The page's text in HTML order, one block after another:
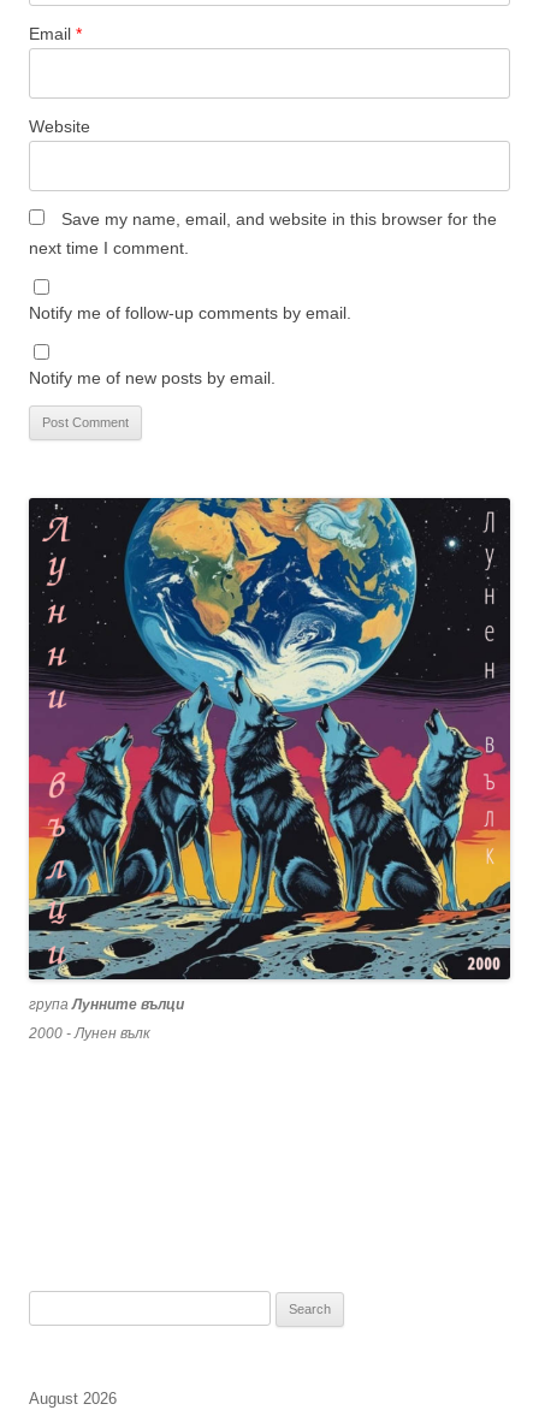
Email *
Website
Save my name, email, and website in this browser for the
next time I comment.
Notify me of follow-up comments by email.
Notify me of new posts by email.
групаЛунните вълци
2000 - Лунен вълк
August 2026